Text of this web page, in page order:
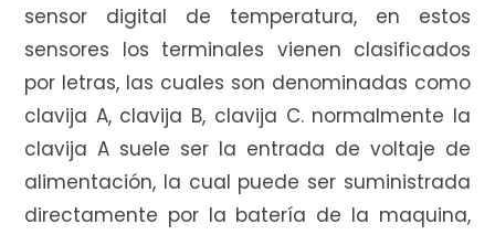
r
sensor digital de temperatura, en estos
sensores los terminales vienen clasificados
por letras, las cuales son denominadas como
clavija A, clavija B, clavija C. normalmente la
clavija A suele ser la entrada de voltaje de
alimentación, la cual puede ser suministrada
directamente por la batería de la maquina,